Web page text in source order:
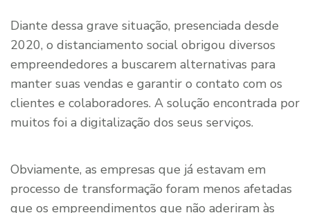
Diante dessa grave situação, presenciada desde
2020, o distanciamento social obrigou diversos
empreendedores a buscarem alternativas para
manter suas vendas e garantir o contato com os
clientes e colaboradores. A solução encontrada por
muitos foi a digitalização dos seus serviços.
Obviamente, as empresas que já estavam em
processo de transformação foram menos afetadas
que os empreendimentos que não aderiram às